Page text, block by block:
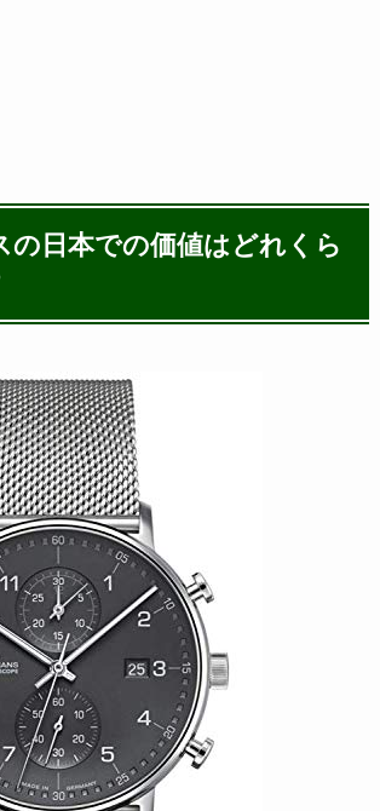
の日本での価値はどれくら